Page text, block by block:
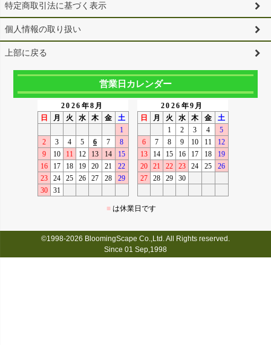
特定商取引法に基づく表示
個人情報の取り扱い
上部に戻る
営業日カレンダー
©1998-2026 BloomingScape Co.,Ltd. All Rights reserved.
Since 01 Sep,1998